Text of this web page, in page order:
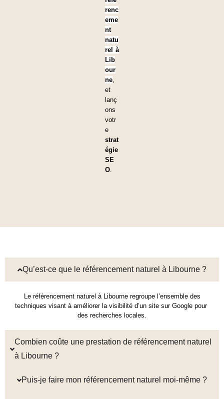
renc
eme
nt
natu
rel à
Lib
our
ne,
et
lanç
ons
votr
e
strat
égie
SE
O.
Qu’est-ce que le référencement naturel à Libourne ?
Le référencement naturel à Libourne regroupe l’ensemble des
techniques visant à améliorer la visibilité d’un site sur Google pour
des recherches locales.
Combien coûte une prestation de référencement naturel
à Libourne ?
Puis-je faire mon référencement naturel moi-même ?